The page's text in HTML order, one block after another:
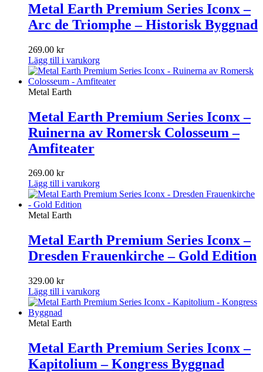
Metal Earth Premium Series Iconx –
Arc de Triomphe – Historisk Byggnad
269.00 kr
Lägg till i varukorg
Metal Earth
Metal Earth Premium Series Iconx –
Ruinerna av Romersk Colosseum –
Amfiteater
269.00 kr
Lägg till i varukorg
Metal Earth
Metal Earth Premium Series Iconx –
Dresden Frauenkirche – Gold Edition
329.00 kr
Lägg till i varukorg
Metal Earth
Metal Earth Premium Series Iconx –
Kapitolium – Kongress Byggnad